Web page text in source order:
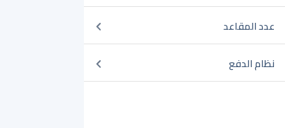
عدد المقاعد
نظام الدفع